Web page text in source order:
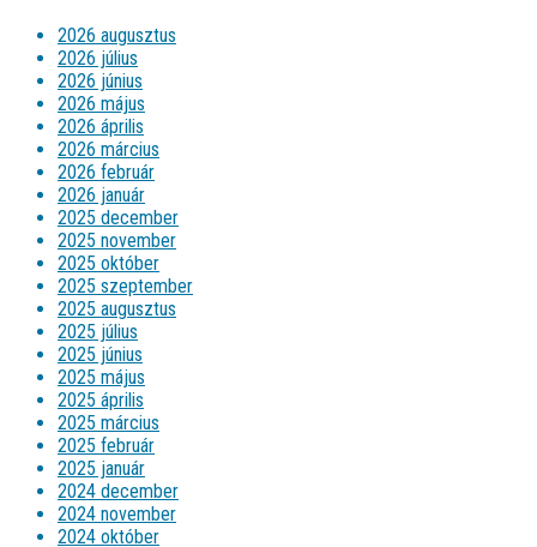
2026 augusztus
2026 július
2026 június
2026 május
2026 április
2026 március
2026 február
2026 január
2025 december
2025 november
2025 október
2025 szeptember
2025 augusztus
2025 július
2025 június
2025 május
2025 április
2025 március
2025 február
2025 január
2024 december
2024 november
2024 október